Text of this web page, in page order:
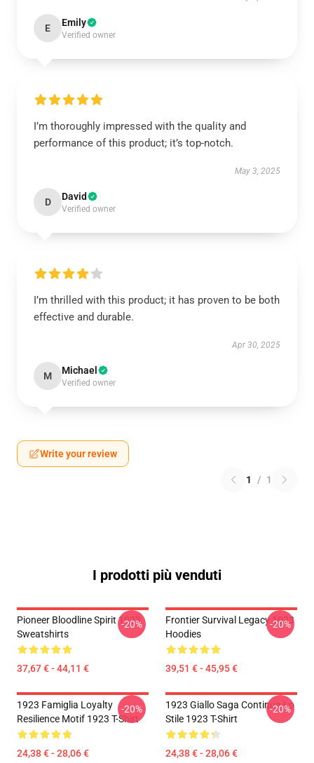
E Emily
Verified owner
I’m thoroughly impressed with the quality and
performance of this product; it’s top-notch.
May 3, 2025
D David
Verified owner
I’m thrilled with this product; it has proven to be both
effective and durable.
Apr 30, 2025
M Michael
Verified owner
Write your review
1 / 1
I prodotti più venduti
Pioneer Bloodline Spirit 1923
Sweatshirts
37,67 € - 44,11 €
-20%
Frontier Survival Legacy 1923
Hoodies
39,51 € - 45,95 €
-20%
1923 Famiglia Loyalty
Resilience Motif 1923 T-Shirt
24,38 € - 28,06 €
-20%
1923 Giallo Saga Continua Lo
Stile 1923 T-Shirt
24,38 € - 28,06 €
-20%